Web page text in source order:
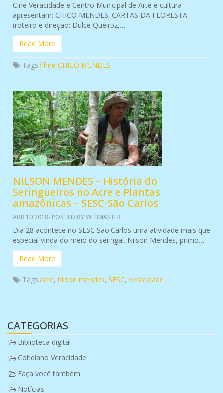
Cine Veracidade e Centro Municipal de Arte e cultura
apresentam: CHICO MENDES, CARTAS DA FLORESTA
(roteiro e direção: Dulce Queiroz,…
Read More
Tags:filme CHICO MENDES
NILSON MENDES – História do
Seringueiros no Acre e Plantas
amazônicas – SESC-São Carlos
ABR 10 2018- POSTED BY WEBMASTER
Dia 28 acontece no SESC São Carlos uma atividade mais que
especial vinda do meio do seringal. Nilson Mendes, primo…
Read More
Tags:acre, nilson mendes, SESC, veracidade
CATEGORIAS
Biblioteca digital
Cotidiano Veracidade
Faça você também
Notícias